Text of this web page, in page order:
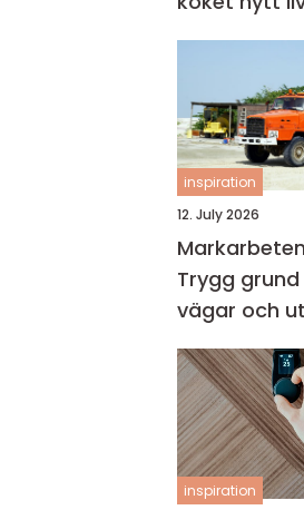
inspiration
12. July 2026
Trygg
vägar och
inspiration